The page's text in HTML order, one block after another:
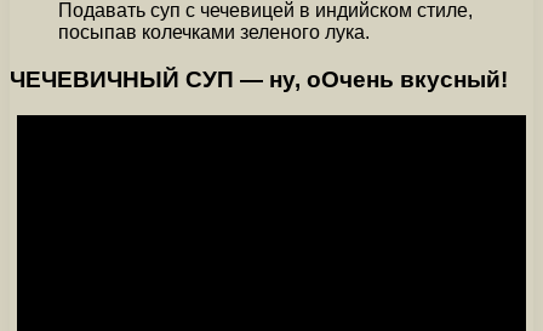
Подавать суп с чечевицей в индийском стиле,
посыпав колечками зеленого лука.
ЧЕЧЕВИЧНЫЙ СУП — ну, оОчень вкусный!